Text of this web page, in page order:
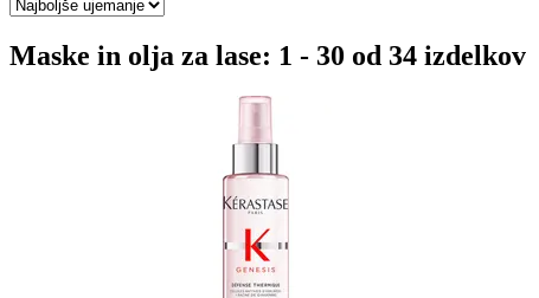
Maske in olja za lase: 1 - 30 od 34 izdelkov